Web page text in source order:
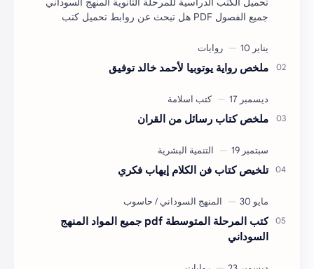
جميع الفصول PDF هل تبحث عن روابط تحميل كتب
ملخص رواية يوتوبيا لأحمد خالد توفيق
ملخص كتاب رسائل من القران
تلخيص كتاب فن الكلام إيهاب فكري
كتب المرحلة المتوسطة pdf جميع المواد المنهج
السوداني